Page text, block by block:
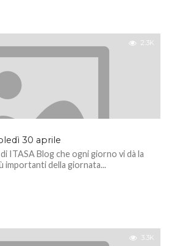
2.3K
30 aprile
ITASA Blog che ogni giorno vi dà la
importanti della giornata...
3.3K